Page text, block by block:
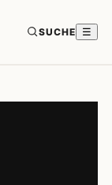
SUCHE ☰